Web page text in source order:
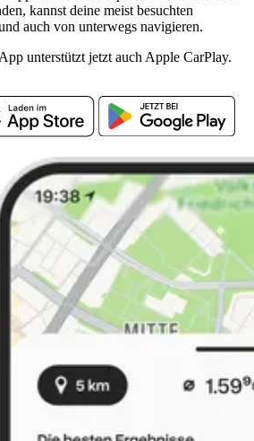
kannst deine meist besuchten
auch von unterwegs navigieren.
unterstützt jetzt auch Apple CarPlay.